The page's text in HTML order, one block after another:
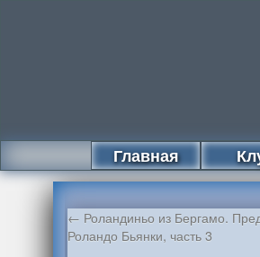
Главная
← Роландиньо из Бергамо.
Роландо Бьянки, часть 3